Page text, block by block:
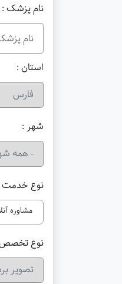
نام پزشک :
استان :
شهر :
نوع خدمت
مشاوره
نوع